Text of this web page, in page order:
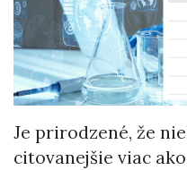
Je prirodzené, že
citovanejšie viac